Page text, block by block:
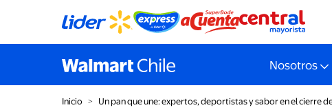
Nosotros
Inicio ˃ Un pan que une: expertos, deportistas y sabor en el cierre